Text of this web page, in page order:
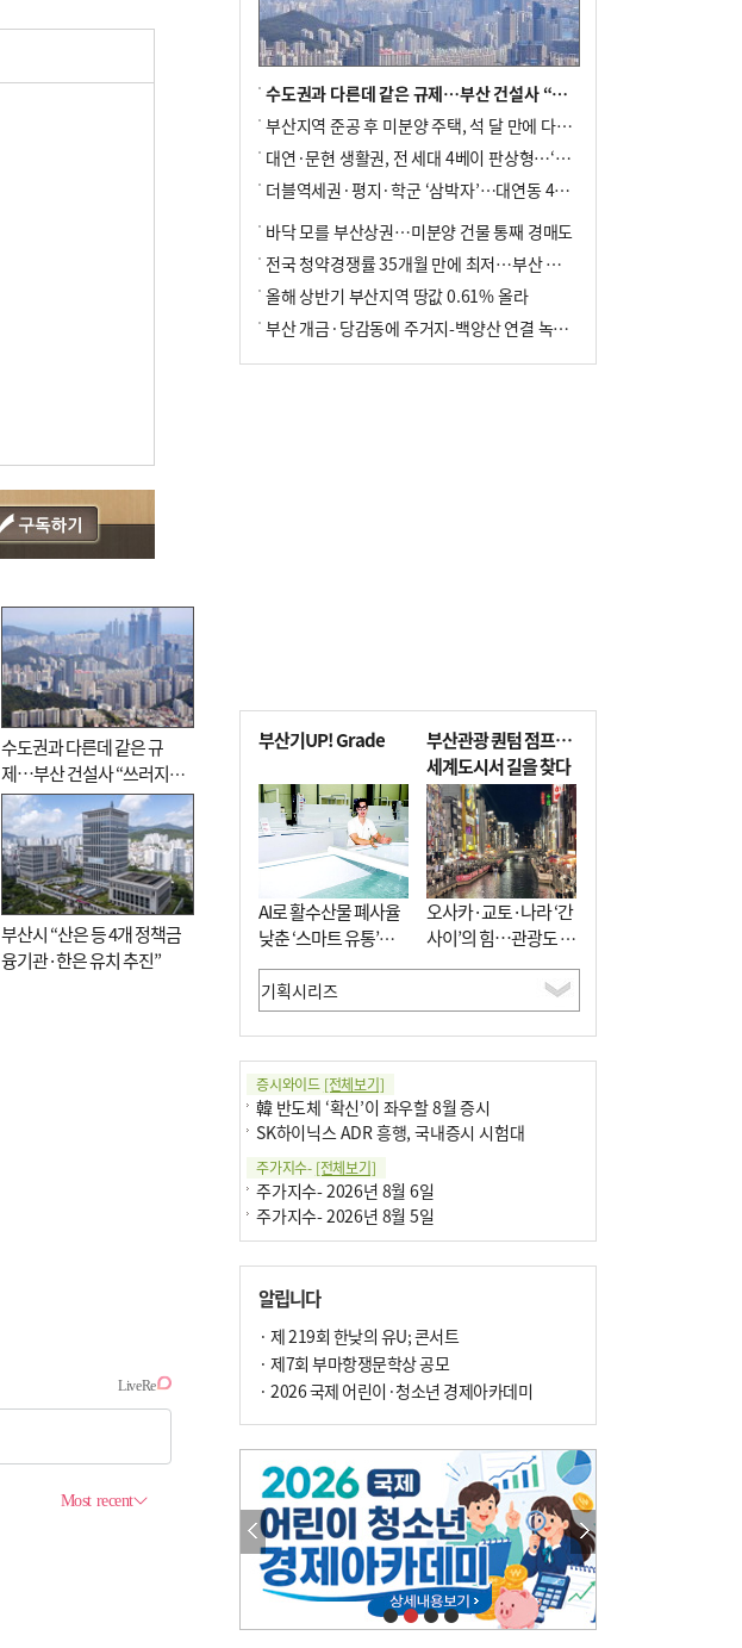
수도권과 다른데 같은 규
제…부산 건설사 “쓰러지기
직전”
부산시 “산은 등 4개 정책금
융기관·한은 유치 추진”
수도권과 다른데 같은 규제…부산 건설사 “쓰러지기 직전”
부산지역 준공 후 미분양 주택, 석 달 만에 다시 3000가구 넘어서
대연·문현 생활권, 전 세대 4베이 판상형…‘더샵 트리센트’ 내달 분양
더블역세권·평지·학군 ‘삼박자’…대연동 42층 브랜드 단지
바닥 모를 부산상권…미분양 건물 통째 경매도
전국 청약경쟁률 35개월 만에 최저…부산 미분양 ‘적체’ 심화
올해 상반기 부산지역 땅값 0.61% 올라
부산 개금·당감동에 주거지-백양산 연결 녹지 조성
부산기UP! Grade
AI로 활수산물 폐사율
낮춘 ‘스마트 유통’…
사막·산악지대 수출
도전
부산관광 퀀텀 점프…
세계도시서 길을 찾다
오사카·교토·나라 ‘간
사이’의 힘…관광도 뭉
쳐야 흥한다
증시와이드 [전체보기]
韓 반도체 ‘확신’이 좌우할 8월 증시
SK하이닉스 ADR 흥행, 국내증시 시험대
주가지수- [전체보기]
주가지수- 2026년 8월 6일
주가지수- 2026년 8월 5일
알립니다
· 제 219회 한낮의 유U; 콘서트
· 제7회 부마항쟁문학상 공모
· 2026 국제 어린이·청소년 경제아카데미